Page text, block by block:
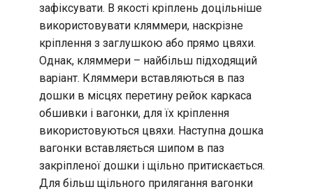
зафіксувати. В якості кріплень доцільніше
використовувати кляммери, наскрізне
кріплення з заглушкою або прямо цвяхи.
Однак, кляммери – найбільш підходящий
варіант. Кляммери вставляються в паз
дошки в місцях перетину рейок каркаса
обшивки і вагонки, для їх кріплення
використовуються цвяхи. Наступна дошка
вагонки вставляється шипом в паз
закріпленої дошки і щільно притискається.
Для більш щільного прилягання вагонки